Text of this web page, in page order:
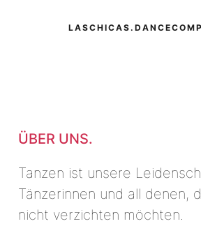
ÜBER UNS.
Tanzen ist unsere
Tänzerinnen und all denen,
nicht verzichten möchten.